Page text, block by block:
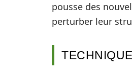
pousse des
perturber leur